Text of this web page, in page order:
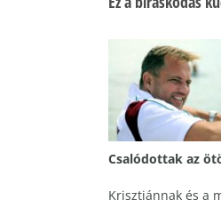
Csalódottak az
Krisztiánnak és a